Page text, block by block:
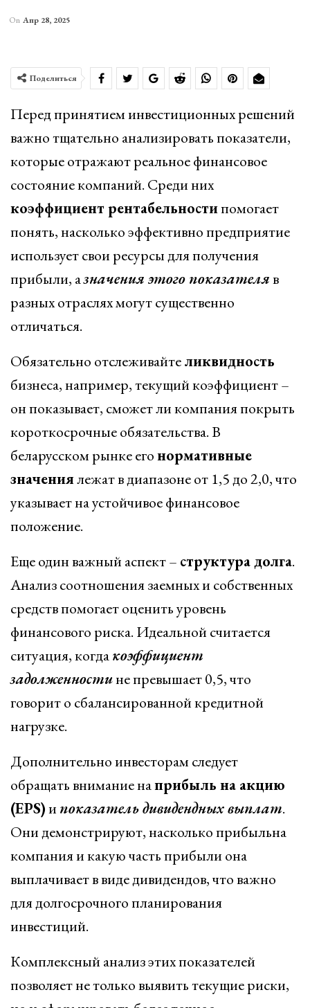
On Апр 28, 2025
Поделиться
Перед принятием инвестиционных решений
важно тщательно анализировать показатели,
которые отражают реальное финансовое
состояние компаний. Среди них
коэффициент рентабельностипомогает
понять, насколько эффективно предприятие
использует свои ресурсы для получения
прибыли, азначения этого показателяв
разных отраслях могут существенно
отличаться.
Обязательно отслеживайтеликвидность
бизнеса, например, текущий коэффициент –
он показывает, сможет ли компания покрыть
короткосрочные обязательства. В
беларусском рынке егонормативные
значениялежат в диапазоне от 1,5 до 2,0, что
указывает на устойчивое финансовое
положение.
Еще один важный аспект – структура долга.
Анализ соотношения заемных и собственных
средств помогает оценить уровень
финансового риска. Идеальной считается
ситуация, когдакоэффициент
задолженностине превышает 0,5, что
говорит о сбалансированной кредитной
нагрузке.
Дополнительно инвесторам следует
обращать внимание наприбыль на акцию
(EPS)и показатель дивидендных выплат.
Они демонстрируют, насколько прибыльна
компания и какую часть прибыли она
выплачивает в виде дивидендов, что важно
для долгосрочного планирования
инвестиций.
Комплексный анализ этих показателей
позволяет не только выявить текущие риски,